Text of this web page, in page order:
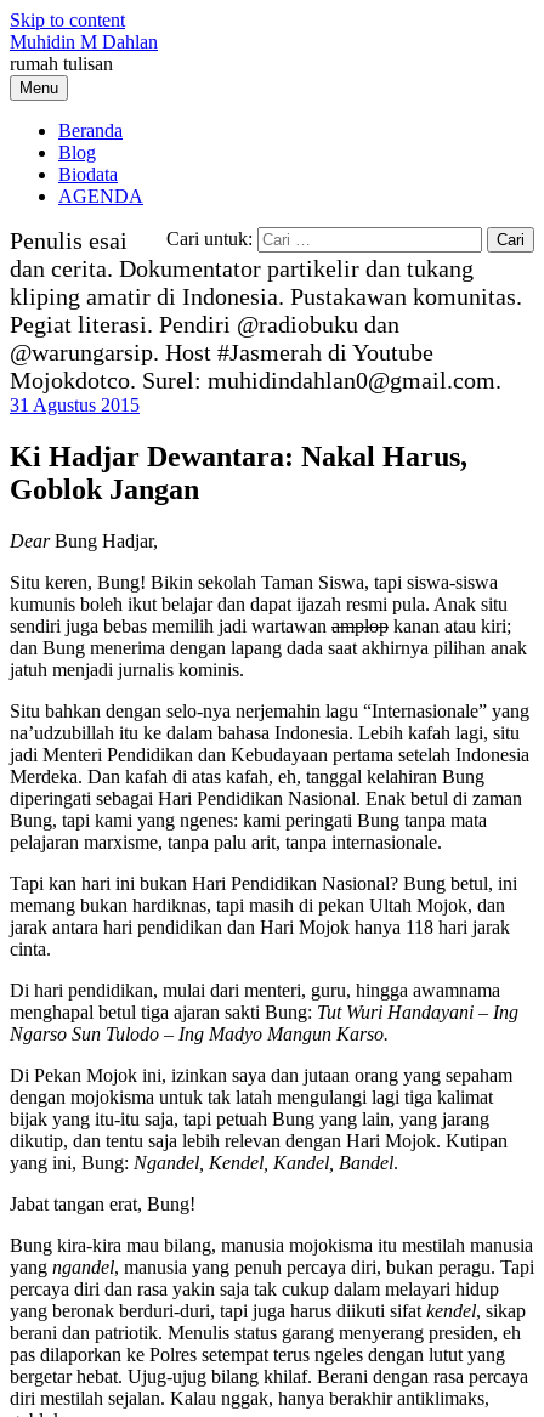
Skip to content
Muhidin M Dahlan
rumah tulisan
Menu
Beranda
Blog
Biodata
AGENDA
Cari untuk:
Penulis esai
dan cerita. Dokumentator partikelir dan tukang
kliping amatir di Indonesia. Pustakawan komunitas.
Pegiat literasi. Pendiri @radiobuku dan
@warungarsip. Host #Jasmerah di Youtube
Mojokdotco. Surel: muhidindahlan0@gmail.com.
31 Agustus 2015
Ki Hadjar Dewantara: Nakal Harus,
Goblok Jangan
DearBung Hadjar,
Situ keren, Bung! Bikin sekolah Taman Siswa, tapi siswa-siswa
kumunis boleh ikut belajar dan dapat ijazah resmi pula. Anak situ
sendiri juga bebas memilih jadi wartawan amplop kanan atau kiri;
dan Bung menerima dengan lapang dada saat akhirnya pilihan anak
jatuh menjadi jurnalis kominis.
Situ bahkan dengan selo-nya nerjemahin lagu “Internasionale” yang
na’udzubillah itu ke dalam bahasa Indonesia. Lebih kafah lagi, situ
jadi Menteri Pendidikan dan Kebudayaan pertama setelah Indonesia
Merdeka. Dan kafah di atas kafah, eh, tanggal kelahiran Bung
diperingati sebagai Hari Pendidikan Nasional. Enak betul di zaman
Bung, tapi kami yang ngenes: kami peringati Bung tanpa mata
pelajaran marxisme, tanpa palu arit, tanpa internasionale.
Tapi kan hari ini bukan Hari Pendidikan Nasional? Bung betul, ini
memang bukan hardiknas, tapi masih di pekan Ultah Mojok, dan
jarak antara hari pendidikan dan Hari Mojok hanya 118 hari jarak
cinta.
Di hari pendidikan, mulai dari menteri, guru, hingga awamnama
menghapal betul tiga ajaran sakti Bung: Tut Wuri Handayani – Ing
Ngarso Sun Tulodo – Ing Madyo Mangun Karso.
Di Pekan Mojok ini, izinkan saya dan jutaan orang yang sepaham
dengan mojokisma untuk tak latah mengulangi lagi tiga kalimat
bijak yang itu-itu saja, tapi petuah Bung yang lain, yang jarang
dikutip, dan tentu saja lebih relevan dengan Hari Mojok. Kutipan
yang ini, Bung: Ngandel, Kendel, Kandel, Bandel.
Jabat tangan erat, Bung!
Bung kira-kira mau bilang, manusia mojokisma itu mestilah manusia
yang ngandel, manusia yang penuh percaya diri, bukan peragu. Tapi
percaya diri dan rasa yakin saja tak cukup dalam melayari hidup
yang beronak berduri-duri, tapi juga harus diikuti sifat kendel, sikap
berani dan patriotik. Menulis status garang menyerang presiden, eh
pas dilaporkan ke Polres setempat terus ngeles dengan lutut yang
bergetar hebat. Ujug-ujug bilang khilaf. Berani dengan rasa percaya
diri mestilah sejalan. Kalau nggak, hanya berakhir antiklimaks,